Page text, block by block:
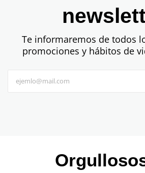
Te informaremos de todos
promociones y hábitos de